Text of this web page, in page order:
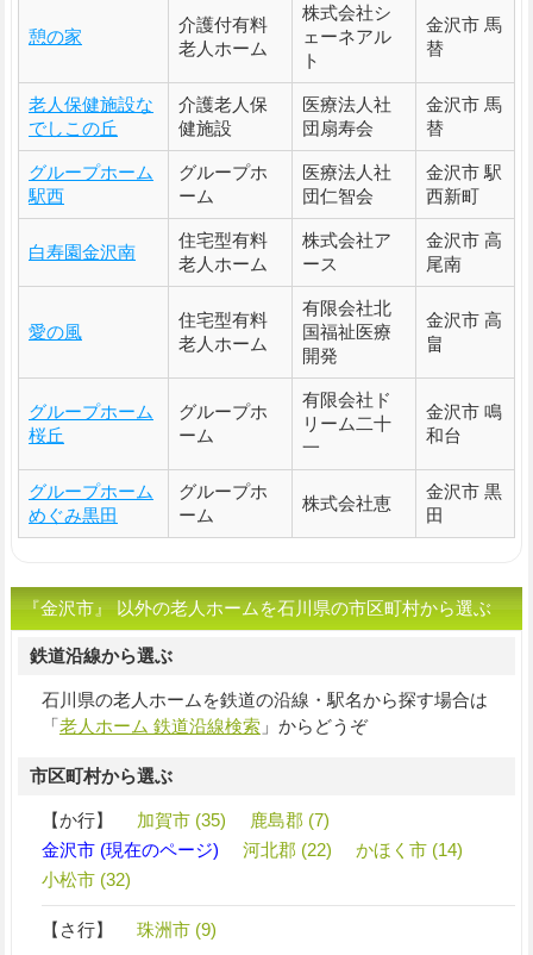
憩の家
介護付有料
老人ホーム
株式会社シ
ェーネアル
ト
金沢市 馬
替
老人保健施設な
でしこの丘
介護老人保
健施設
医療法人社
団扇寿会
金沢市 馬
替
グループホーム
駅西
グループホ
ーム
医療法人社
団仁智会
金沢市 駅
西新町
白寿園金沢南
住宅型有料
老人ホーム
株式会社ア
ース
金沢市 高
尾南
愛の風
住宅型有料
老人ホーム
有限会社北
国福祉医療
開発
金沢市 高
畠
グループホーム
桜丘
グループホ
ーム
有限会社ド
リーム二十
一
金沢市 鳴
和台
グループホーム
めぐみ黒田
グループホ
ーム
株式会社恵
金沢市 黒
田
『金沢市』 以外の老人ホームを石川県の市区町村から選ぶ
鉄道沿線から選ぶ
石川県の老人ホームを鉄道の沿線・駅名から探す場合は
「老人ホーム 鉄道沿線検索」からどうぞ
市区町村から選ぶ
【か行】 加賀市 (35)
鹿島郡 (7)
金沢市 (現在のページ)
河北郡 (22)
かほく市 (14)
小松市 (32)
【さ行】 珠洲市 (9)